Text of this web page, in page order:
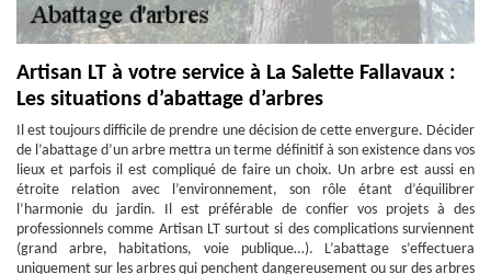
Artisan LT à votre service à La Salette Fallavaux :
Les situations d’abattage d’arbres
Il est toujours difficile de prendre une décision de cette envergure. Décider
de l’abattage d’un arbre mettra un terme définitif à son existence dans vos
lieux et parfois il est compliqué de faire un choix. Un arbre est aussi en
étroite relation avec l’environnement, son rôle étant d’équilibrer
l’harmonie du jardin. Il est préférable de confier vos projets à des
professionnels comme Artisan LT surtout si des complications surviennent
(grand arbre, habitations, voie publique…). L’abattage s’effectuera
uniquement sur les arbres qui penchent dangereusement ou sur des arbres